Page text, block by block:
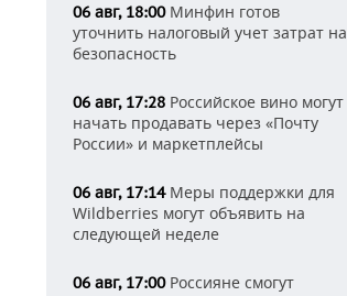
06 авг, 18:00Минфин готов
уточнить налоговый учет затрат на
безопасность
06 авг, 17:28 Российское вино могут
начать продавать через «Почту
России» и маркетплейсы
06 авг, 17:14Меры поддержки для
Wildberries могут объявить на
следующей неделе
06 авг, 17:00Россияне смогут